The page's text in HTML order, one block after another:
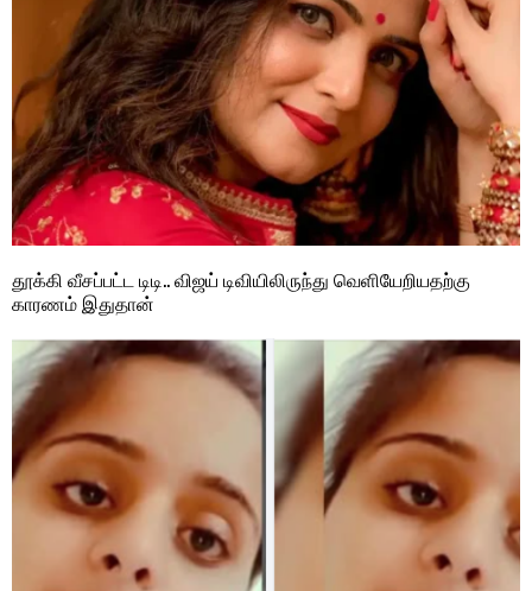
தூக்கி வீசப்பட்ட டிடி.. விஜய் டிவியிலிருந்து வெளியேறியதற்கு
காரணம் இதுதான்